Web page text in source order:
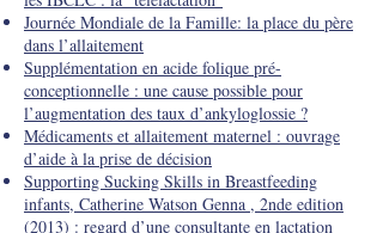
Journée Mondiale de la Famille: la place du père
dans l’allaitement
Supplémentation en acide folique pré-
conceptionnelle : une cause possible pour
l’augmentation des taux d’ankyloglossie ?
Médicaments et allaitement maternel : ouvrage
d’aide à la prise de décision
Supporting Sucking Skills in Breastfeeding
infants, Catherine Watson Genna , 2nde edition
(2013) : regard d’une consultante en lactation